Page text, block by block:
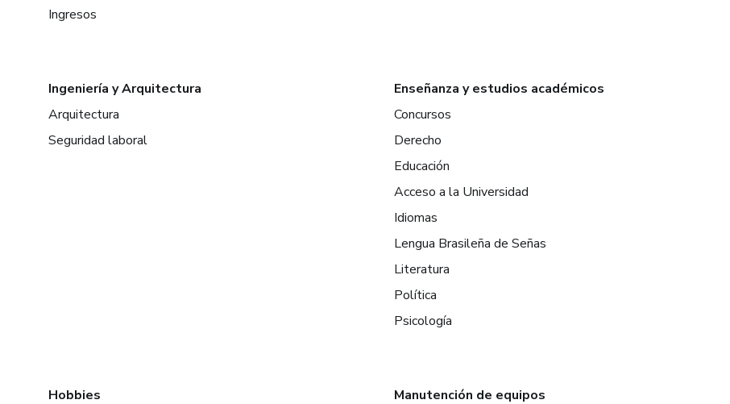
Ingresos
Ingeniería y Arquitectura
Arquitectura
Seguridad laboral
Enseñanza y estudios académicos
Concursos
Derecho
Educación
Acceso a la Universidad
Idiomas
Lengua Brasileña de Señas
Literatura
Política
Psicología
Hobbies Manutención de equipos